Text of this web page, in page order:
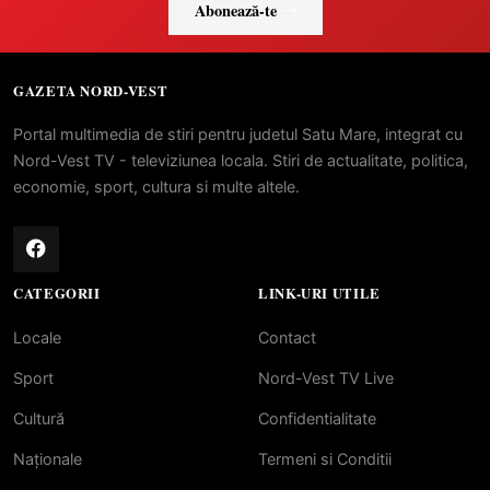
Abonează-te
GAZETA NORD-VEST
Portal multimedia de stiri pentru judetul Satu Mare, integrat cu
Nord-Vest TV - televiziunea locala. Stiri de actualitate, politica,
economie, sport, cultura si multe altele.
CATEGORII
Locale
Sport
Cultură
Naționale
LINK-URI UTILE
Contact
Nord-Vest TV Live
Confidentialitate
Termeni si Conditii